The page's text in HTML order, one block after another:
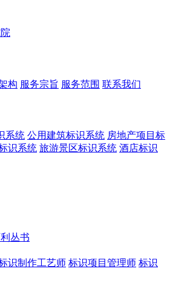
构 服务宗旨 服务范围 联系我们
系统 公用建筑标识系统 房地产项目标
识系统 旅游景区标识系统 酒店标识
丛书
识制作工艺师 标识项目管理师 标识